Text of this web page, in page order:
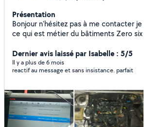
Présentation
Bonjour n'hésitez pas à me contacter
ce qui est métier du bâtiments Zero six ? vingt-cinq ? zéro
électricité menuiserie plaquiste enduit maçonnerie
revêtement de sol tout type revêtement mural tout type
Serrurerie chaudronnerie Couverture charpente
un homme à tout faire.... Père de 4 petits monstres je me
dois d'assurer leur avenirs j'ai aussi besoin de vous j'espère
ne pas vous décevoir et un grand merci
servir
Dernier avis laissé par Isabelle : 5/5
Il y a plus de 6 mois
reactif au message et sans insistance. parfait